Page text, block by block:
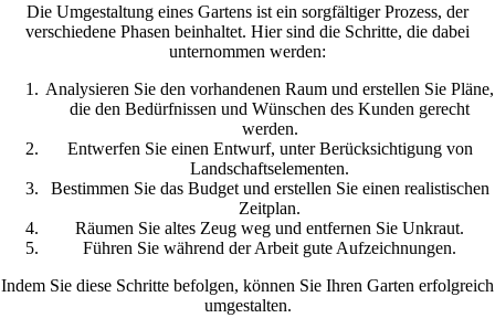
Die Umgestaltung eines Gartens ist ein sorgfältiger Prozess, der
verschiedene Phasen beinhaltet. Hier sind die Schritte, die dabei
unternommen werden:
Analysieren Sie den vorhandenen Raum und erstellen Sie Pläne,
die den Bedürfnissen und Wünschen des Kunden gerecht
werden.
Entwerfen Sie einen Entwurf, unter Berücksichtigung von
Landschaftselementen.
Bestimmen Sie das Budget und erstellen Sie einen realistischen
Zeitplan.
Räumen Sie altes Zeug weg und entfernen Sie Unkraut.
Führen Sie während der Arbeit gute Aufzeichnungen.
Indem Sie diese Schritte befolgen, können Sie Ihren Garten erfolgreich
umgestalten.